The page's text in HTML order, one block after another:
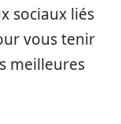
sociaux liés
vous tenir
meilleures